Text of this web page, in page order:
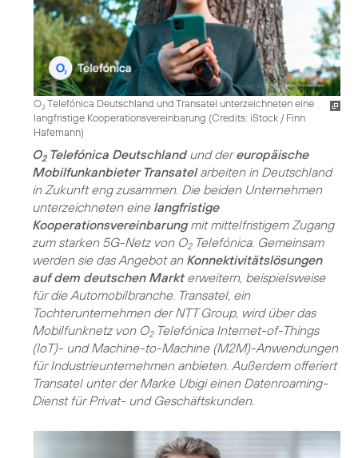
O2Telefónica Deutschland und Transatel unterzeichneten eine
langfristige Kooperationsvereinbarung (Credits: iStock / Finn
Hafemann)
O2Telefónica Deutschlandund dereuropäische
Mobilfunkanbieter Transatelarbeiten in Deutschland
in Zukunft eng zusammen. Die beiden Unternehmen
unterzeichneten eine langfristige
Kooperationsvereinbarungmit mittelfristigem Zugang
zum starken 5G-Netz von O2Telefónica. Gemeinsam
werden sie das Angebot an Konnektivitätslösungen
auf dem deutschen Markterweitern, beispielsweise
für die Automobilbranche. Transatel, ein
Tochterunternehmen der NTT Group, wird über das
Mobilfunknetz von O2Telefónica Internet-of-Things
(IoT)- und Machine-to-Machine (M2M)-Anwendungen
für Industrieunternehmen anbieten. Außerdem offeriert
Transatel unter der Marke Ubigi einen Datenroaming-
Dienst für Privat- und Geschäftskunden.